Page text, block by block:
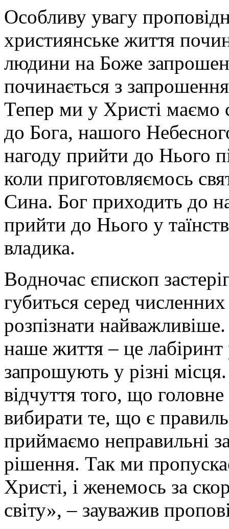
Особливу увагу
християнське життя
людини на Боже
починається з
Тепер ми у Христі маємо
до Бога, нашого
нагоду прийти до Нього
коли приготовляємось
Сина. Бог приходить до
прийти до Нього у
владика.
Водночас єпископ
губиться серед численних
розпізнати
наше життя – це
запрошують у різні
відчуття того, що
вибирати те, що є
приймаємо неправильні
рішення. Так ми
Христі, і женемось за
світу», – зауважив